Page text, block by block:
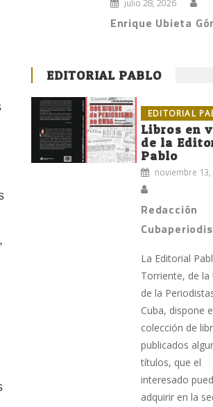
julio 28, 2026
Enrique Ubieta
EDITORIAL PABLO
EDITORIAL
Libros en
de la
Pablo
noviembre 13,
Redacción
La Editorial
Torriente, de la
de la
Cuba, dispone
colección de
publicados
títulos, que el
interesado
adquirir en la